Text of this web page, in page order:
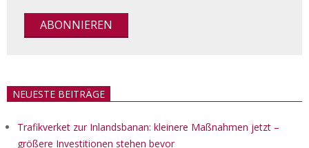
NEUESTE BEITRÄGE
Trafikverket zur Inlandsbanan: kleinere Maßnahmen jetzt –
größere Investitionen stehen bevor